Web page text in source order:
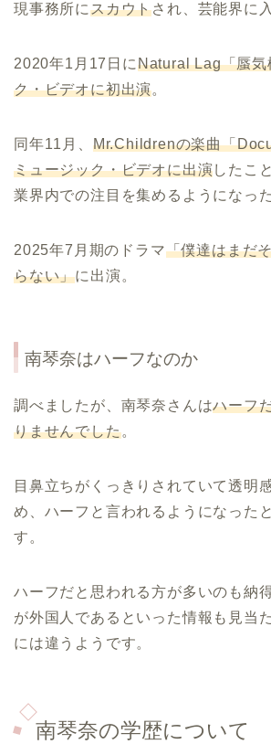
現事務所にスカウトされ、芸能界に
2020年1月17日にNatural Lag「蜃気
ク・ビデオに初出演。
同年11月、 Mr.Childrenの楽曲「
ミュージック・ビデオに出演したこ
業界内での注目を集めるようになった
2025年7月期のドラマ「僕達はまだ
らない」に出演。
南琴奈はハーフなのか
調べましたが、南琴奈さんはハーフ
りませんでした。
目鼻立ちがくっきりされていて透明
め、ハーフと言われるようになった
す。
ハーフだと思われる方が多いのも納
が外国人であるといった情報も見当
には違うようです。
南琴奈の学歴について